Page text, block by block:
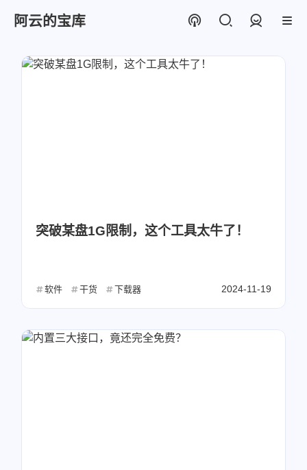
阿云的宝库
突破某盘1G限制，这个工具太牛了！
软件 干货 下载器 2024-11-19